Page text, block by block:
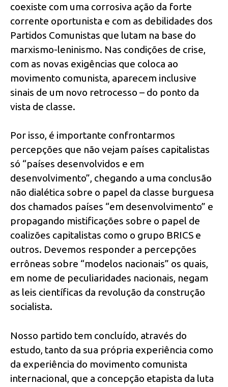
coexiste com uma corrosiva ação da forte
corrente oportunista e com as debilidades dos
Partidos Comunistas que lutam na base do
marxismo-leninismo. Nas condições de crise,
com as novas exigências que coloca ao
movimento comunista, aparecem inclusive
sinais de um novo retrocesso – do ponto da
vista de classe.
Por isso, é importante confrontarmos
percepções que não vejam países capitalistas
só “países desenvolvidos e em
desenvolvimento”, chegando a uma conclusão
não dialética sobre o papel da classe burguesa
dos chamados países “em desenvolvimento” e
propagando mistificações sobre o papel de
coalizões capitalistas como o grupo BRICS e
outros. Devemos responder a percepções
errôneas sobre “modelos nacionais” os quais,
em nome de peculiaridades nacionais, negam
as leis científicas da revolução da construção
socialista.
Nosso partido tem concluído, através do
estudo, tanto da sua própria experiência como
da experiência do movimento comunista
internacional, que a concepção etapista da luta